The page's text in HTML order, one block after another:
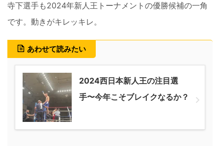
寺下選手も2024年新人王トーナメントの優勝候補の一角
です。動きがキレッキレ。
あわせて読みたい
2024西日本新人王の注目選
手〜今年こそブレイクなるか？